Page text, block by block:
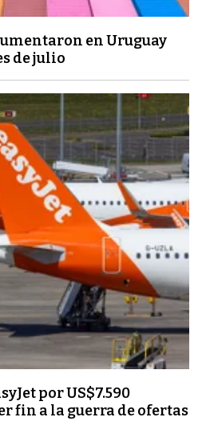
en Uruguay
de julio
por US$7.590
fin a la guerra de ofertas